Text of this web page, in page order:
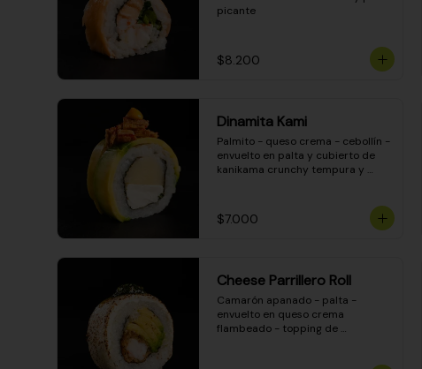
picante
$8.200
Dinamita Kami
Palmito - queso crema - cebollín -
envuelto en palta y cubierto de
kanikama crunchy tempura y
$7.000
Cheese Parrillero Roll
Camarón apanado - palta -
envuelto en queso crema
flambeado - topping de